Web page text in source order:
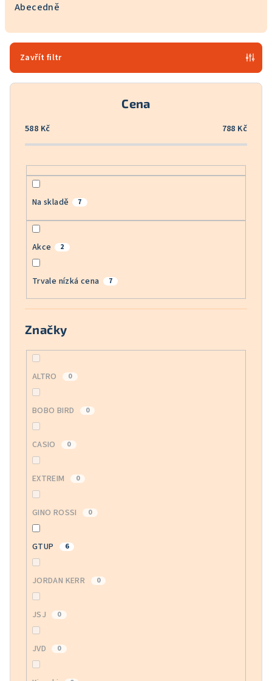
r
o
Abecedně
Zavřít filtr
Cena
588 Kč 788 Kč
Na skladě 7
Akce 2
Trvale nízká cena 7
Značky
ALTRO 0
BOBO BIRD 0
CASIO 0
EXTREIM 0
GINO ROSSI 0
GTUP 6
JORDAN KERR 0
JSJ 0
JVD 0